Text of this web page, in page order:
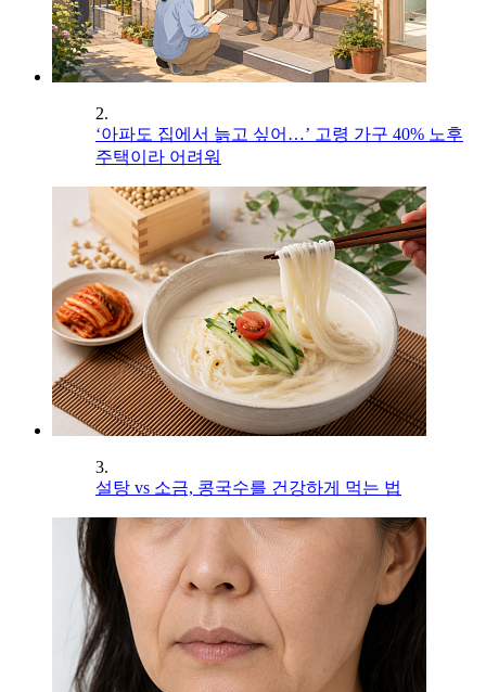
2.
‘아파도 집에서 늙고 싶어…’ 고령 가구 40% 노후
주택이라 어려워
3.
설탕 vs 소금, 콩국수를 건강하게 먹는 법